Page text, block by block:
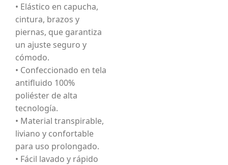
• Elástico en capucha,
cintura, brazos y
piernas, que garantiza
un ajuste seguro y
cómodo.
• Confeccionado en tela
antifluido 100%
poliéster de alta
tecnología.
• Material transpirable,
liviano y confortable
para uso prolongado.
• Fácil lavado y rápido